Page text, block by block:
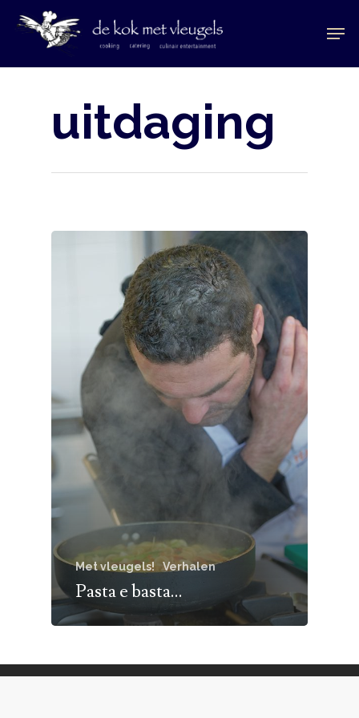
Hit enter to search or ESC to close
uitdaging
Met vleugels! Verhalen
Pasta e basta…